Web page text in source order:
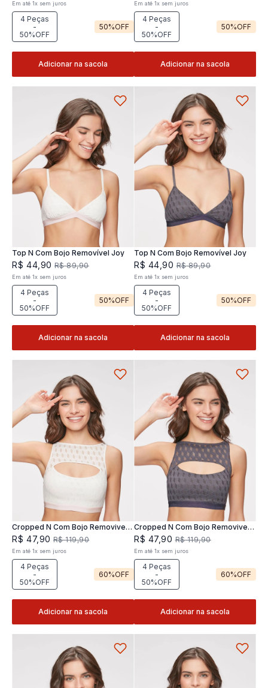
Em até1x sem juros
4 Peças
-
50%OFF
50%OFF
Adicionar na sacola
Em até 1x sem juros
4 Peças
-
50%OFF
50%OFF
Adicionar na sacola
Top N Com Bojo Removível Joy
R$ 44,90 R$ 89,90
Em até1x sem juros
4 Peças
-
50%OFF
50%OFF
Adicionar na sacola
Top N Com Bojo Removível Joy
R$ 44,90 R$ 89,90
Em até 1x sem juros
4 Peças
-
50%OFF
50%OFF
Adicionar na sacola
Cropped N Com Bojo Removivel
Joy
R$ 47, 90 R$ 119,90
Em até1x sem juros
4 Peças
-
50%OFF
60%OFF
Adicionar na sacola
Cropped N Com Bojo Removivel
Joy
R$ 47,90 R$ 119,90
Em até 1x sem juros
4 Peças
-
50%OFF
60%OFF
Adicionar na sacola